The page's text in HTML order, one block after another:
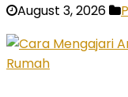
August 3, 2026